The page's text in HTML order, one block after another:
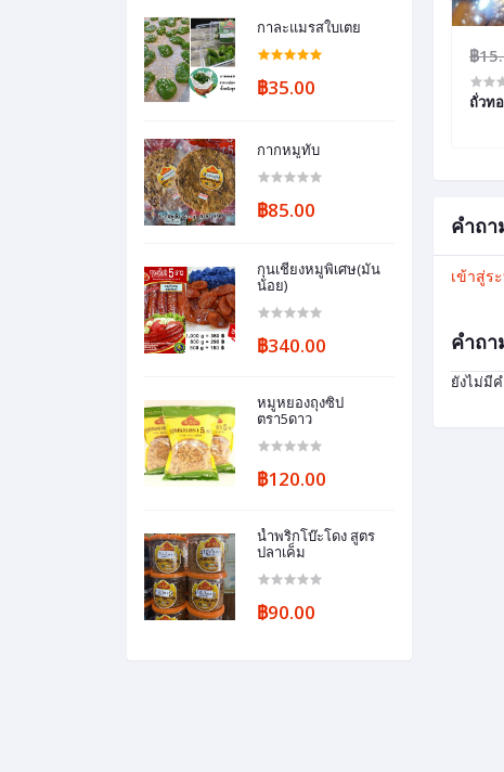
กาละแมรสใบเตย
฿35.00
กากหมูทับ
฿85.00
กุนเชียงหมูพิเศษ(มัน
น้อย)
฿340.00
หมูหยองถุงซิป
ตรา5ดาว
฿120.00
น้ำพริกโบ๊ะโดง สูตร
ปลาเค็ม
฿90.00
฿35.00
เชอรี่แช่อิ่ม 5 ดาว
฿
ถั่วท
คำถ
เข้าสู่ร
คำถา
ยังไม่มี